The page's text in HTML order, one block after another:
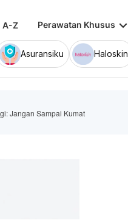
A-Z Perawatan Khusus keyboard_arrow_down
Asuransiku Haloskin
Jangan Sampai Kumat